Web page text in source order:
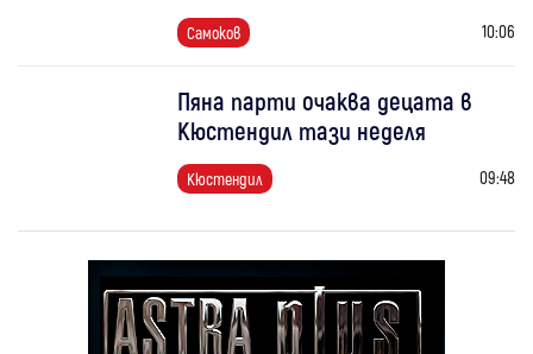
Самоков 10:06
Пяна парти очаква децата в
Кюстендил тази неделя
Кюстендил 09:48